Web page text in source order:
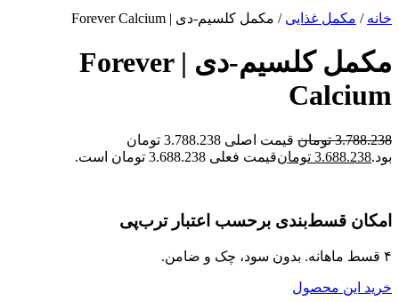
خانه / مکمل غذایی / مکمل کلسیم-دی | Forever Calcium
مکمل کلسیم-دی | Forever
Calcium
3.788.238 تومان
قیمت اصلی 3.788.238 تومان
بود.3.688.238 تومانقیمت فعلی 3.688.238 تومان است.
امکان قسط‌بندی برحسب اعتبار ترب‌پی
۴ قسط ماهانه. بدون سود، چک و ضامن.
خرید این محصول